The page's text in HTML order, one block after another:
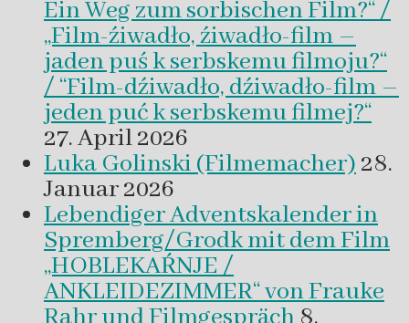
Ein Weg zum sorbischen Film?“ /
„Film-źiwadło, źiwadło-film –
jaden puś k serbskemu filmoju?“
/ “Film-dźiwadło, dźiwadło-film –
jeden puć k serbskemu filmej?“
27. April 2026
Luka Golinski (Filmemacher)28.
Januar 2026
Lebendiger Adventskalender in
Spremberg/Grodk mit dem Film
„HOBLEKAŔNJE /
ANKLEIDEZIMMER“ von Frauke